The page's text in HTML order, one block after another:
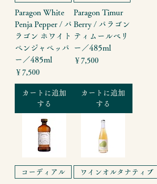
Paragon White
Penja Pepper / パ
ラゴン ホワイト
ペンジャペッパ
ー／485ml
価格
￥7,500
カートに追加
する
Paragon Timur
Berry / パラゴン
ティムールベリ
ー／485ml
価格
￥7,500
カートに追加
する
コーディアル ワインオルタナティブ